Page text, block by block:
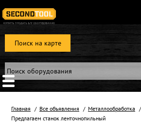
Поиск на карте
Главная Все объявления Металлообработка
Предлагаем станок ленточнопильный